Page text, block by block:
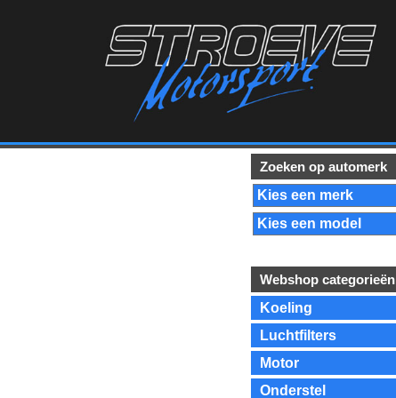
Zoeken op automerk
Webshop categorieën
Koeling
Luchtfilters
Motor
Onderstel